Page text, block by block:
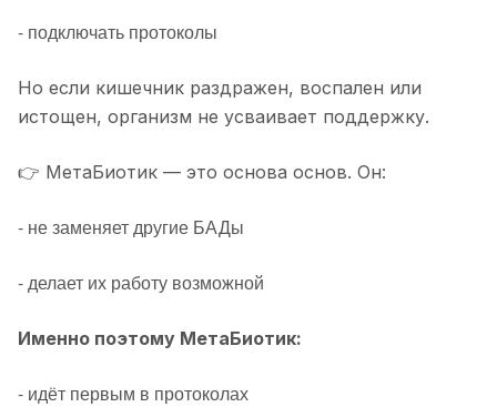
- подключать протоколы
Но если кишечник раздражен, воспален или
истощен, организм не усваивает поддержку.
👉 МетаБиотик — это основа основ. Он:
- не заменяет другие БАДы
- делает их работу возможной
Именно поэтому МетаБиотик:
- идёт первым в протоколах